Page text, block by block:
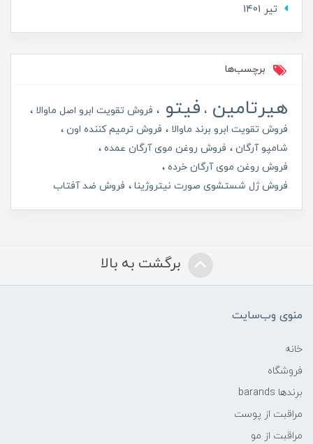
تير 1401
برچسب‌ها
هیرتامین فیتو
فروش تقویت ابرو اصل ماوالا
فروش تقویت ابرو برند ماوالا
فروش ترمیم کننده اون
شامپو آرگان
فروش روغن موی آرگان عمده
فروش روغن موی آرگان خرده
فروش ژل شستشوی صورت نیتروژینا
فروش ضد آفتاب
برگشت به بالا
منوی وب‌سایت
خانه
فروشگاه
برندها barands
مراقبت از پوست
مراقبت از مو